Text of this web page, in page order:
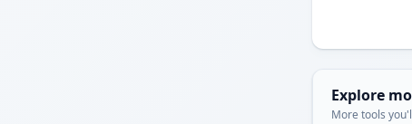
Explore
More tools